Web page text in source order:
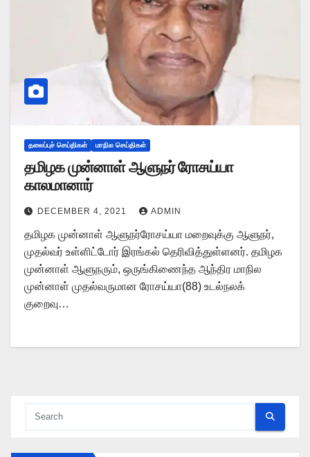
தலைப்புச் செய்திகள் மாநில செய்திகள்
தமிழக முன்னாள் ஆளுநர் ரோசய்யா
காலமானார்
DECEMBER 4, 2021 ADMIN
தமிழக முன்னாள் ஆளுநர்ரோசய்யா மறைவுக்கு ஆளுநர்,
முதல்வர் உள்ளிட்டோர் இரங்கல் தெரிவித்துள்ளனர். தமிழக
முன்னாள் ஆளுநரும், ஒருங்கிணைந்த ஆந்திர மாநில
முன்னாள் முதல்வருமான ரோசய்யா(88) உடல்நலக்
குறைவு…